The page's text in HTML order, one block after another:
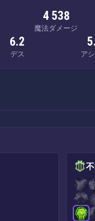
4 538
魔法ダメージ
6.2
デス ア